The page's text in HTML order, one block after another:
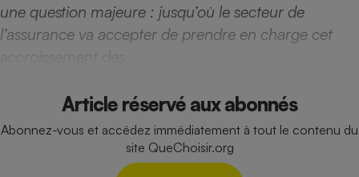
une question majeure : jusqu’où le secteur de
l’assurance va accepter de prendre en charge cet
accroissement des
Article réservé aux abonnés
Abonnez-vous et accédez immédiatement à tout le contenu du
site QueChoisir.org
Cafetière à expressos